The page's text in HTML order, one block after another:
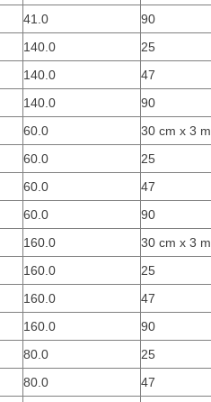
41.0 90
140.0 25
140.0 47
140.0 90
60.0 30 cm x 3 m
60.0 25
60.0 47
60.0 90
160.0 30 cm x 3 m
160.0 25
160.0 47
160.0 90
80.0 25
80.0 47